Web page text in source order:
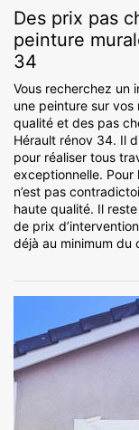
Des prix pas
peinture
34
Vous recherchez un
une peinture sur vos
qualité et des pas
Hérault rénov 34. Il
pour réaliser tous
exceptionnelle. Pour
n’est pas
haute qualité. Il
de prix
déjà au minimum du